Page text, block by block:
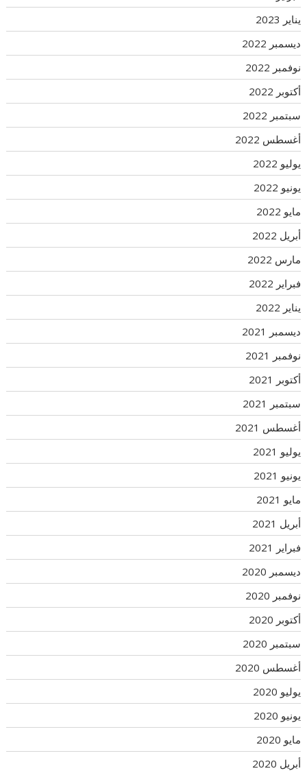
يناير 2023
ديسمبر 2022
نوفمبر 2022
أكتوبر 2022
سبتمبر 2022
أغسطس 2022
يوليو 2022
يونيو 2022
مايو 2022
أبريل 2022
مارس 2022
فبراير 2022
يناير 2022
ديسمبر 2021
نوفمبر 2021
أكتوبر 2021
سبتمبر 2021
أغسطس 2021
يوليو 2021
يونيو 2021
مايو 2021
أبريل 2021
فبراير 2021
ديسمبر 2020
نوفمبر 2020
أكتوبر 2020
سبتمبر 2020
أغسطس 2020
يوليو 2020
يونيو 2020
مايو 2020
أبريل 2020